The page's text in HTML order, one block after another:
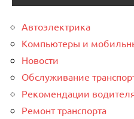
Автоэлектрика
Компьютеры и
Новости
Обслуживание
Рекомендации
Ремонт транспорта